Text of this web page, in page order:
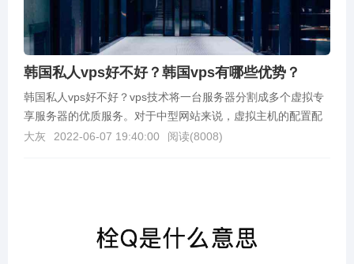
韩国私人vps好不好？韩国vps有哪些优势？
韩国私人vps好不好？vps技术将一台服务器分割成多个虚拟专
享服务器的优质服务。对于中型网站来说，虚拟主机的配置配
置已经太够用的了，而 vps 既有虚拟主机不具...
大灰 2022-06-07 19:40:00 阅读(8008)